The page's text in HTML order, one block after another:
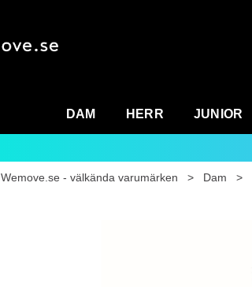
DAM HERR JUNIOR
Wemove.se - välkända varumärken > Dam >